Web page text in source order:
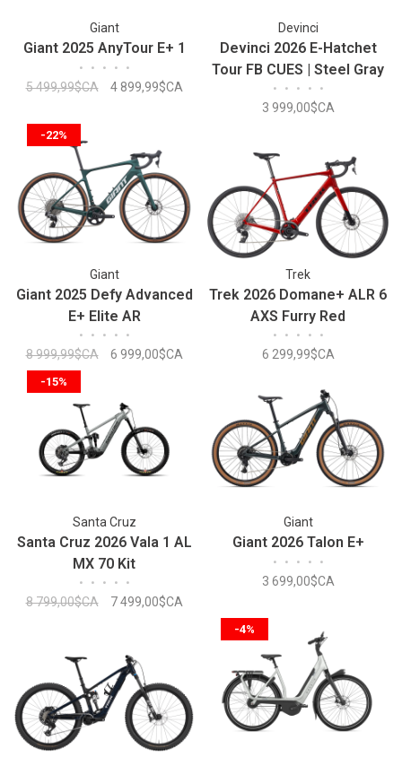
Giant
Giant 2025 AnyTour E+ 1
• • • • •
5 499,99$CA 4 899,99$CA
Devinci
Devinci 2026 E-Hatchet
Tour FB CUES | Steel Gray
• • • • •
3 999,00$CA
-22%
Giant
Giant 2025 Defy Advanced
E+ Elite AR
• • • • •
8 999,99$CA 6 999,00$CA
Trek
Trek 2026 Domane+ ALR 6
AXS Furry Red
• • • • •
6 299,99$CA
-15%
Santa Cruz
Santa Cruz 2026 Vala 1 AL
MX 70 Kit
• • • • •
8 799,00$CA 7 499,00$CA
Giant
Giant 2026 Talon E+
• • • • •
3 699,00$CA
-4%